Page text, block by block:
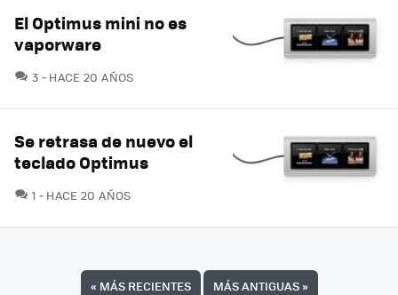
El Optimus mini no es
vaporware
3 COMENTARIOS
HACE 20 AÑOS
Se retrasa de nuevo el
teclado Optimus
1 COMENTARIOS
HACE 20 AÑOS
« MÁS RECIENTES MÁS ANTIGUAS»